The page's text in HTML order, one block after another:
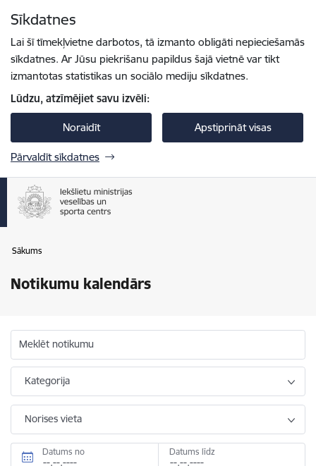
Sīkdatnes
Lai šī tīmekļvietne darbotos, tā izmanto obligāti nepieciešamās
sīkdatnes. Ar Jūsu piekrišanu papildus šajā vietnē var tikt
izmantotas statistikas un sociālo mediju sīkdatnes.
Lūdzu, atzīmējiet savu izvēli:
Noraidīt Apstiprināt visas
Pārvaldīt sīkdatnes
Sākums
Notikumu kalendārs
Meklēt notikumu
Kategorija
Norises vieta
Datums no Datums līdz